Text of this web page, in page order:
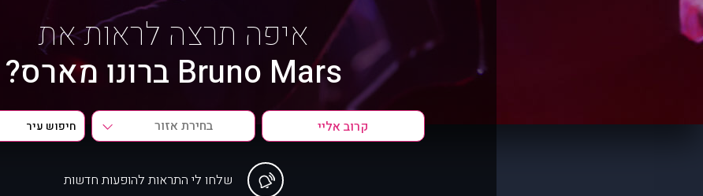
איפה תרצה לראות את
Bruno Mars ברונו מארס?
בחירת אזור
שלחו לי התראות להופעות חדשות